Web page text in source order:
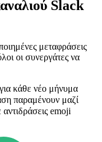
Slack
μεταφράσεις
οι συνεργάτες να
κάθε νέο μήνυμα
παραμένουν μαζί
emoji